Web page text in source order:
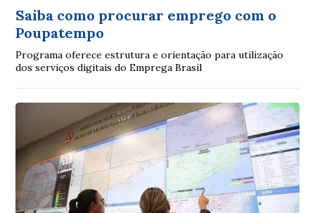
Saiba como procurar emprego com o
Poupatempo
Programa oferece estrutura e orientação para utilização
dos serviços digitais do Emprega Brasil